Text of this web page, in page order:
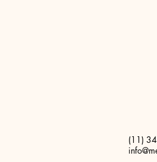
(11)